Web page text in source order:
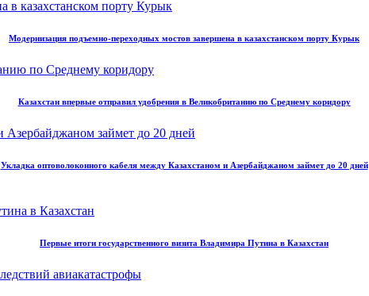
Модернизация подъемно-переходных мостов завершена в казахстанском порту Курык
Казахстан впервые отправил удобрения в Великобританию по Среднему коридору
Укладка оптоволоконного кабеля между Казахстаном и Азербайджаном займет до 20 дней
Первые итоги государственного визита Владимира Путина в Казахстан